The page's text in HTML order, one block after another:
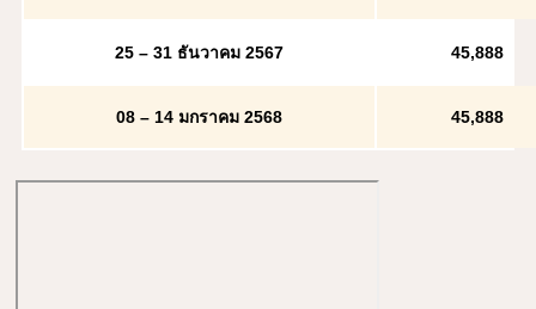
25 – 31 ธันวาคม 2567 45,888
08 – 14 มกราคม 2568 45,888